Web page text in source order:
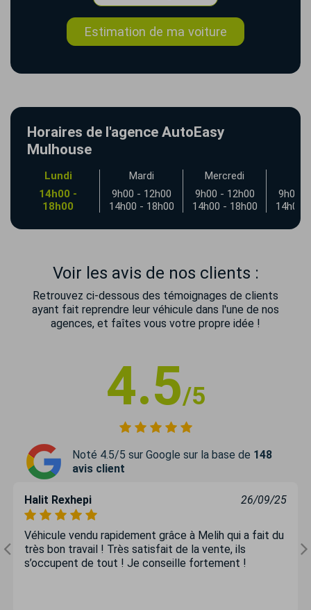
Estimation de ma voiture
Horaires de l'agence AutoEasy
Mulhouse
Lundi
14h00 -
18h00
Mardi
9h00 - 12h00
14h00 - 18h00
Mercredi
9h00 - 12h00
14h00 - 18h00
9h00 -
14h00
Voir les avis de nos clients :
Retrouvez ci-dessous des témoignages de clients
ayant fait reprendre leur véhicule dans l'une de nos
agences, et faîtes vous votre propre idée !
4.5/5
Noté 4.5/5 sur Google sur la base de 148
avis client
Halit Rexhepi 26/09/25
Véhicule vendu rapidement grâce à Melih qui a fait du
très bon travail ! Très satisfait de la vente, ils
s’occupent de tout ! Je conseille fortement !